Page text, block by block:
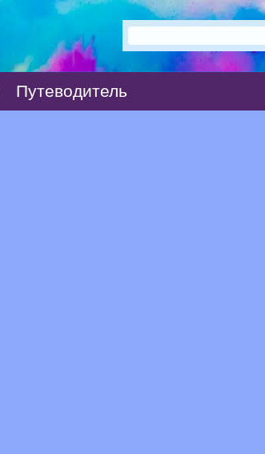
Путеводитель